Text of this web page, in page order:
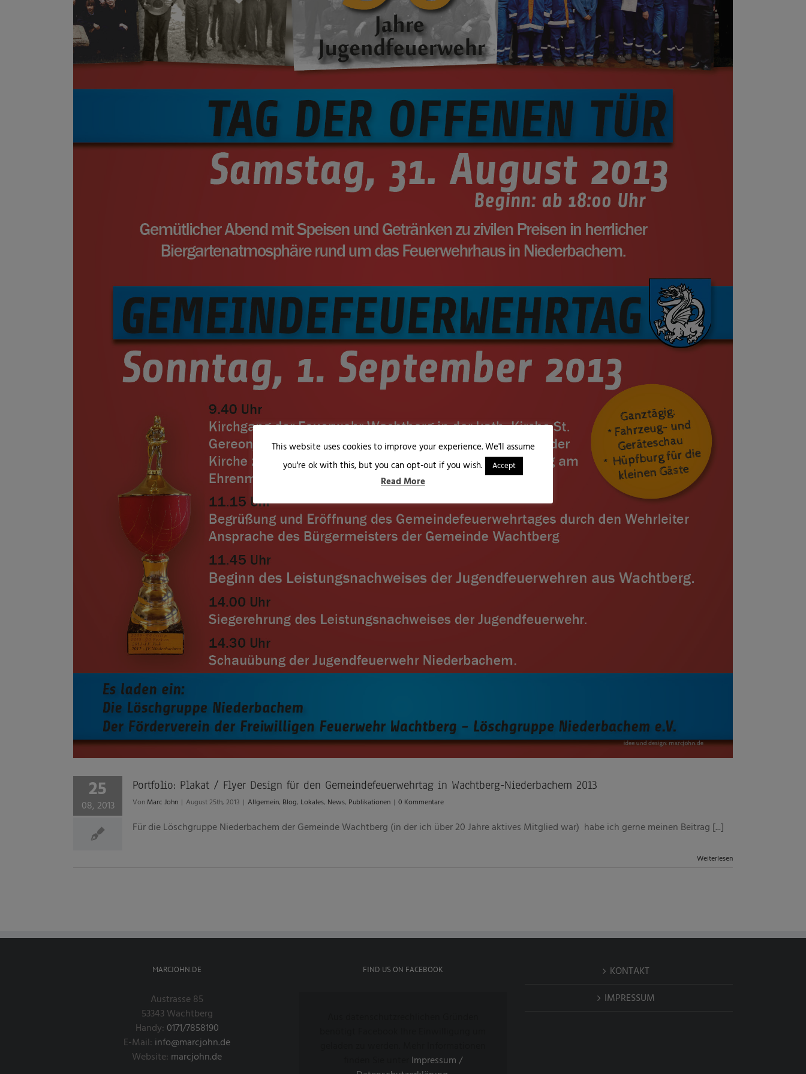
25
08, 2013
Portfolio: Plakat / Flyer Design für den Gemeindefeuerwehrtag in Wachtberg-Niederbachem 2013
Von Marc John | August 25th, 2013 | Allgemein, Blog, Lokales, News, Publikationen | 0 Kommentare
Für die Löschgruppe Niederbachem der Gemeinde Wachtberg (in der ich über 20 Jahre aktives Mitglied war) habe ich gerne meinen Beitrag [...]
Weiterlesen
MARCJOHN.DE
Austrasse 85
53343 Wachtberg
Handy: 0171/7858190
E-Mail: info@marcjohn.de
Website: marcjohn.de
FIND US ON FACEBOOK
Impressum /
KONTAKT
IMPRESSUM
This website uses cookies to improve your experience. We'll assume
you're ok with this, but you can opt-out if you wish.
Accept
Read More